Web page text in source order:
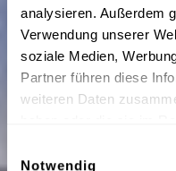
analysieren. Außerdem
Verwendung unserer
soziale Medien,
Partner führen diese
weiteren Daten
Notwendig